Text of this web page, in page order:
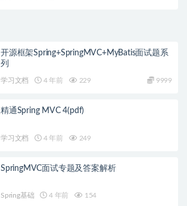
开源框架Spring+SpringMVC+MyBatis面试题系
列
学习文档 4 年前 229 9999
精通Spring MVC 4(pdf)
学习文档 4 年前 249
SpringMVC面试专题及答案解析
Spring基础 4 年前 154